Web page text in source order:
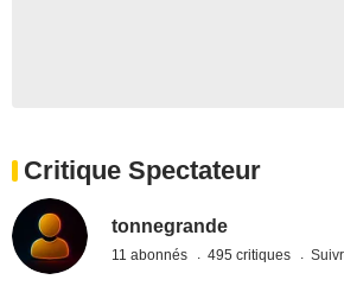
Critique Spectateur
tonnegrande
11 abonnés 495 critiques